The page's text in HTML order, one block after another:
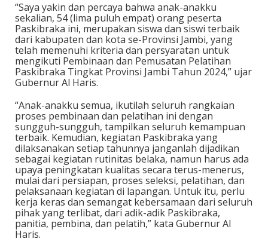
“Saya yakin dan percaya bahwa anak-anakku
sekalian, 54 (lima puluh empat) orang peserta
Paskibraka ini, merupakan siswa dan siswi terbaik
dari kabupaten dan kota se-Provinsi Jambi, yang
telah memenuhi kriteria dan persyaratan untuk
mengikuti Pembinaan dan Pemusatan Pelatihan
Paskibraka Tingkat Provinsi Jambi Tahun 2024,” ujar
Gubernur Al Haris.
“Anak-anakku semua, ikutilah seluruh rangkaian
proses pembinaan dan pelatihan ini dengan
sungguh-sungguh, tampilkan seluruh kemampuan
terbaik. Kemudian, kegiatan Paskibraka yang
dilaksanakan setiap tahunnya janganlah dijadikan
sebagai kegiatan rutinitas belaka, namun harus ada
upaya peningkatan kualitas secara terus-menerus,
mulai dari persiapan, proses seleksi, pelatihan, dan
pelaksanaan kegiatan di lapangan. Untuk itu, perlu
kerja keras dan semangat kebersamaan dari seluruh
pihak yang terlibat, dari adik-adik Paskibraka,
panitia, pembina, dan pelatih,” kata Gubernur Al
Haris.